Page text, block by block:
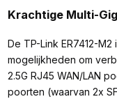
Krachtige Multi-
De TP-Link ER7412-
mogelijkheden om
2.5G RJ45 WAN/LAN
poorten (waarvan 2x